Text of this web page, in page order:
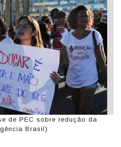
de PEC sobre redução da
Brasil)